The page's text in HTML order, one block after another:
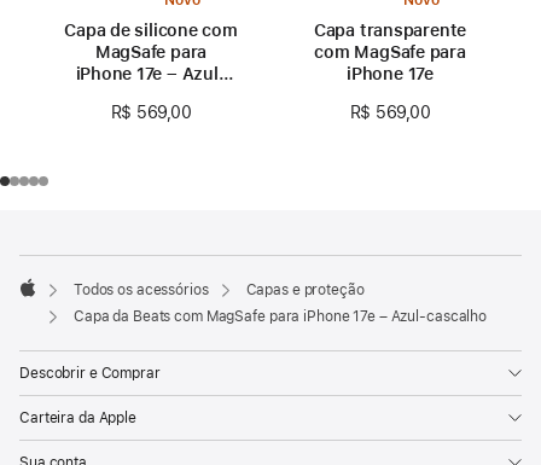
Capa de silicone com
MagSafe para
iPhone 17e – Azul-
R$ 569,00
Capa transparente
com MagSafe para
iPhone 17e
R$ 569,00
de
rodapé
Apple
Todos os acessórios
Capas e proteção
Capa da Beats com MagSafe para iPhone 17e – Azul-cascalho
Descobrir e Comprar
Carteira da Apple